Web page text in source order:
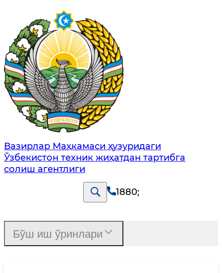
Вазирлар Маҳкамаси ҳузуридаги
Ўзбекистон техник жиҳатдан тартибга
солиш агентлиги
1880;
Бўш иш ўринлари